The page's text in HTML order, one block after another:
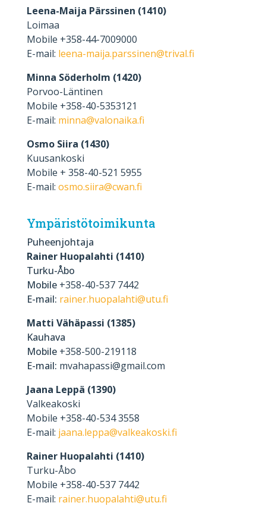
Leena-Maija Pärssinen (1410)
Loimaa
Mobile +358-44-7009000
E-mail: leena-maija.parssinen@trival.fi
Minna Söderholm (1420)
Porvoo-Läntinen
Mobile +358-40-5353121
E-mail: minna@valonaika.fi
Osmo Siira (1430)
Kuusankoski
Mobile + 358-40-521 5955
E-mail: osmo.siira@cwan.fi
Ympäristötoimikunta
Puheenjohtaja
Rainer Huopalahti (1410)
Turku-Åbo
Mobile +358-40-537 7442
E-mail: rainer.huopalahti@utu.fi
Matti Vähäpassi (1385)
Kauhava
Mobile +358-500-219118
E-mail: mvahapassi@gmail.com
Jaana Leppä (1390)
Valkeakoski
Mobile +358-40-534 3558
E-mail: jaana.leppa@valkeakoski.fi
Rainer Huopalahti (1410)
Turku-Åbo
Mobile +358-40-537 7442
E-mail: rainer.huopalahti@utu.fi